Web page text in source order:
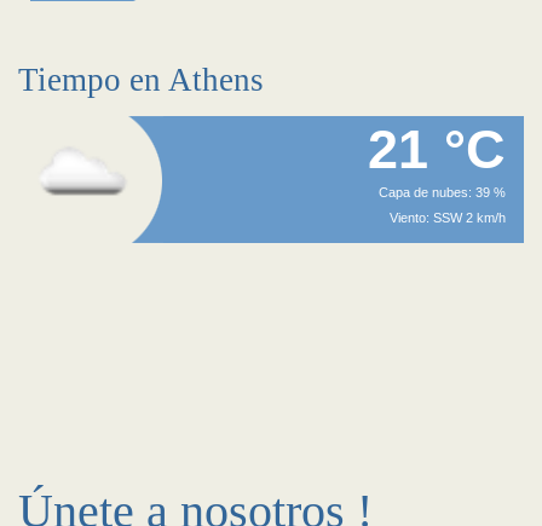
Tiempo en Athens
21 °C
Capa de nubes: 39 %
Viento: SSW 2 km/h
Únete a nosotros !